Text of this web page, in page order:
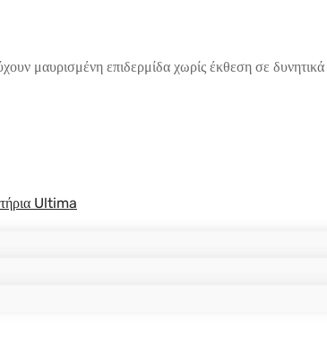
μαυρισμένη επιδερμίδα χωρίς έκθεση σε
Ultima